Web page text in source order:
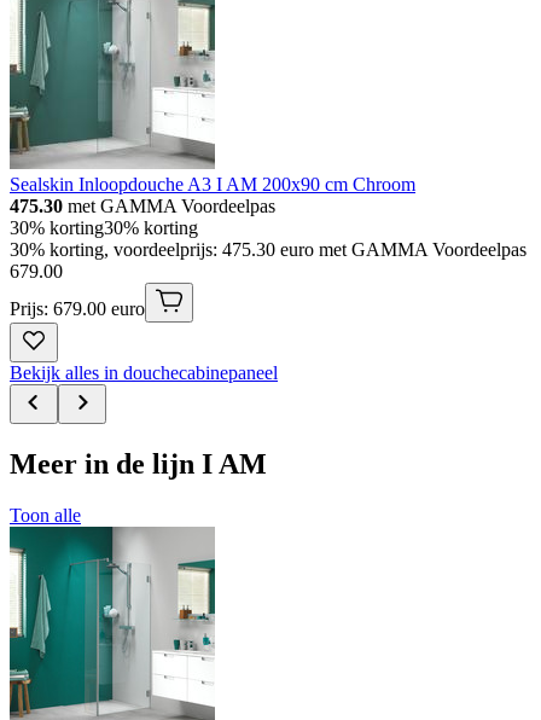
Sealskin Inloopdouche A3 I AM 200x90 cm Chroom
475.30 met GAMMA Voordeelpas
30% korting30% korting
30% korting, voordeelprijs: 475.30 euro met GAMMA Voordeelpas
679.00
Prijs: 679.00 euro
Bekijk alles in douchecabinepaneel
Meer in de lijn I AM
Toon alle